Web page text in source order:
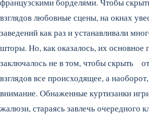
взглядов любовные сцены, на окнах
заведений как раз и устанавливали
шторы. Но, как оказалось, их основное
заключалось не в том, чтобы скрыть
взглядов все происходящее, а
внимание. Обнаженные куртизанки
жалюзи, стараясь завлечь очередного